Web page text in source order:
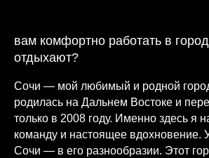
вам комфортно работать в
отдыхают?
Сочи — мой любимый и родной
родилась на Дальнем Востоке и
только в 2008 году. Именно здесь я
команду и настоящее вдохновение.
Сочи — в его разнообразии. Этот